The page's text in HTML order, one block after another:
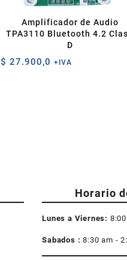
Amplificador de Audio
TPA3110 Bluetooth 4.2
D
$ 27.900,0 +IVA
Horario
Lunes a Viernes:
Sabados :8:30 am -